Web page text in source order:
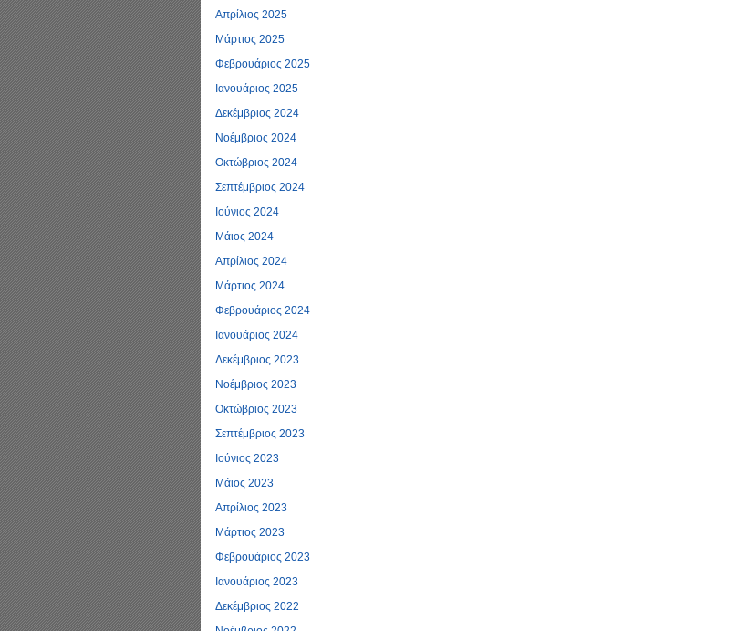
Απρίλιος 2025
Μάρτιος 2025
Φεβρουάριος 2025
Ιανουάριος 2025
Δεκέμβριος 2024
Νοέμβριος 2024
Οκτώβριος 2024
Σεπτέμβριος 2024
Ιούνιος 2024
Μάιος 2024
Απρίλιος 2024
Μάρτιος 2024
Φεβρουάριος 2024
Ιανουάριος 2024
Δεκέμβριος 2023
Νοέμβριος 2023
Οκτώβριος 2023
Σεπτέμβριος 2023
Ιούνιος 2023
Μάιος 2023
Απρίλιος 2023
Μάρτιος 2023
Φεβρουάριος 2023
Ιανουάριος 2023
Δεκέμβριος 2022